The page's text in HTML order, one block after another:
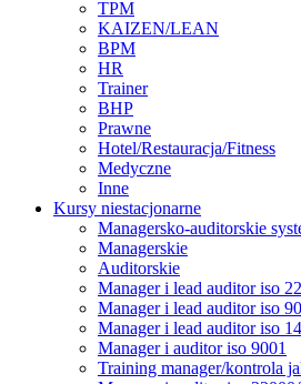
TPM
KAIZEN/LEAN
BPM
HR
Trainer
BHP
Prawne
Hotel/Restauracja/Fitness
Medyczne
Inne
Kursy niestacjonarne
Managersko-auditorskie
Managerskie
Auditorskie
Manager i lead auditor iso
Manager i lead auditor iso
Manager i lead auditor iso
Manager i auditor iso 9001
Training manager/kontrola